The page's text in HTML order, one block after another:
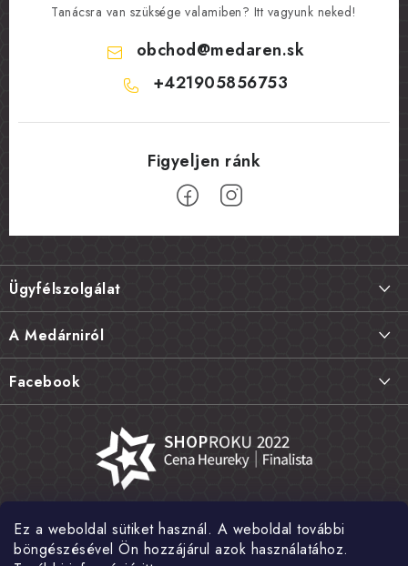
Ez a weboldal sütiket használ. A weboldal további
böngészésével Ön hozzájárul azok használatához.
Tanácsra van szüksége valamiben? Itt vagyunk neked!
obchod@medaren.sk
+421905856753
L
á
b
l
é
c
Ügyfélszolgálat
Termékek visszaküldése, csere és reklamációk
Gyakori kérdések FAQ
Általános szerződési feltételek
Nagykereskedelem
A Medárniról
A mi történetünk
Fotógaléria
Facebook